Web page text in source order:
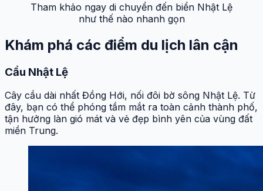
Tham khảo ngay di chuyển đến biển Nhật Lệ
như thế nào nhanh gọn
Khám phá các điểm du lịch lân cận
Cầu Nhật Lệ
Cây cầu dài nhất Đồng Hới, nối đôi bờ sông Nhật Lệ. Từ
đây, bạn có thể phóng tầm mắt ra toàn cảnh thành phố,
tận hưởng làn gió mát và vẻ đẹp bình yên của vùng đất
miền Trung.